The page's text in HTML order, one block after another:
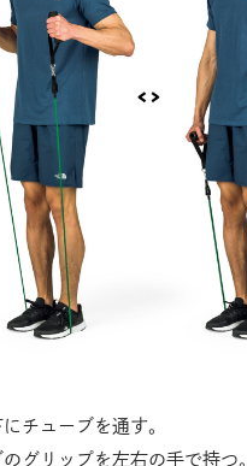
チューブを通す。
グリップを左右の手で持つ。